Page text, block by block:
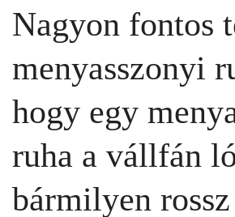
Nagyon fontos
menyasszonyi
hogy egy
ruha a vállfán
bármilyen